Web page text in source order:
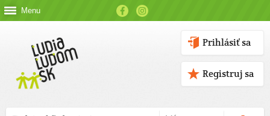
Menu
Prihlásiť sa
Registruj sa